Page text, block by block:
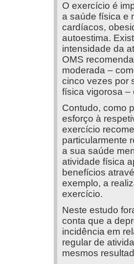
O exercício é
a saúde física e
cardíacos,
autoestima.
intensidade da
OMS
moderada –
cinco vezes por
física vigorosa –
Contudo, como
esforço à
exercício
particularmente
a sua saúde
atividade física
benefícios
exemplo, a
exercício.
Neste estudo
conta que a
incidência em
regular de
mesmos